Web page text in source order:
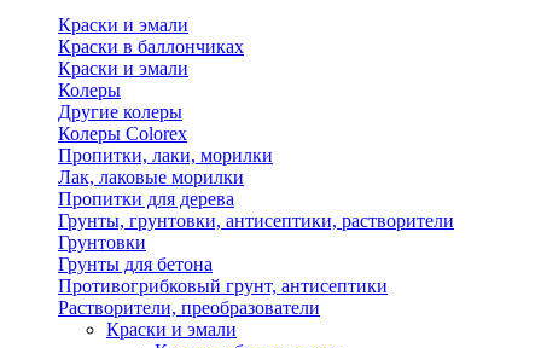
Краски и эмали
Краски в баллончиках
Краски и эмали
Колеры
Другие колеры
Колеры Colorex
Пропитки, лаки, морилки
Лак, лаковые морилки
Пропитки для дерева
Грунты, грунтовки, антисептики, растворители
Грунтовки
Грунты для бетона
Противогрибковый грунт, антисептики
Растворители, преобразователи
Краски и эмали